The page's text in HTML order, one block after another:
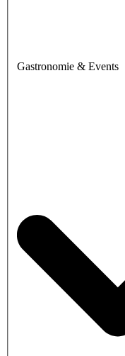
Gastronomie & Events